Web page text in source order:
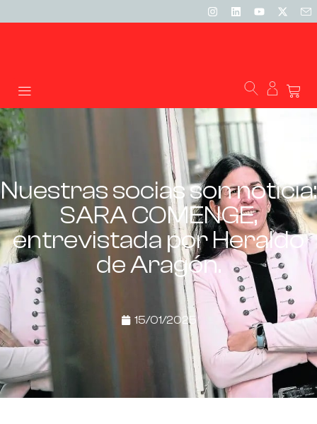
Nuestras socias son noticia:
SARA COMENGE,
entrevistada por Heraldo
de Aragón.
15/01/2025